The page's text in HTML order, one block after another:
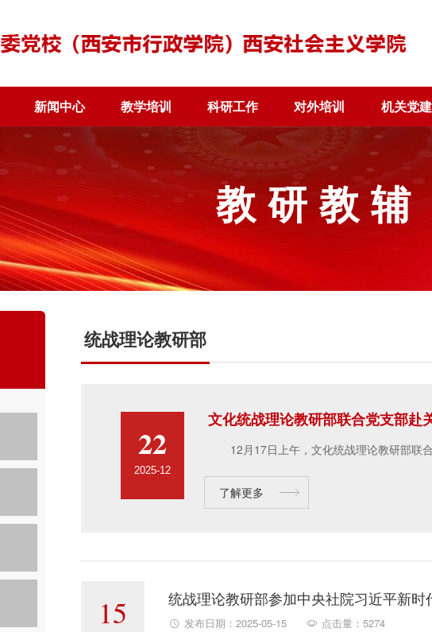
新闻中心 教学培训 科研工作 对外培训 机关党建
教研教辅
统战理论教研部
22
2025-12
文化统战理论教研部联合党支部赴
了解更多
15 发布日期：2025-05-15 点击量：5274